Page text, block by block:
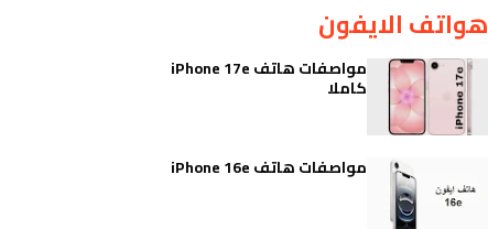
هواتف الايفون
مواصفات هاتف iPhone 17e
كاملا
مواصفات هاتف iPhone 16e